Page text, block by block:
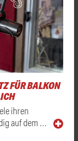
FÜR BALKON
ihren
auf dem …